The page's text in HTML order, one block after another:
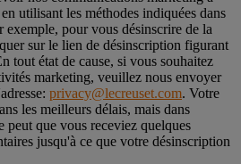
utilisant les méthodes indiquées dans
pour vous désinscrire de la
sur le lien de désinscription figurant
tout état de cause, si vous souhaitez
marketing, veuillez nous envoyer
privacy@lecreuset.com. Votre
les meilleurs délais, mais dans
peut que vous receviez quelques
jusqu'à ce que votre désinscription